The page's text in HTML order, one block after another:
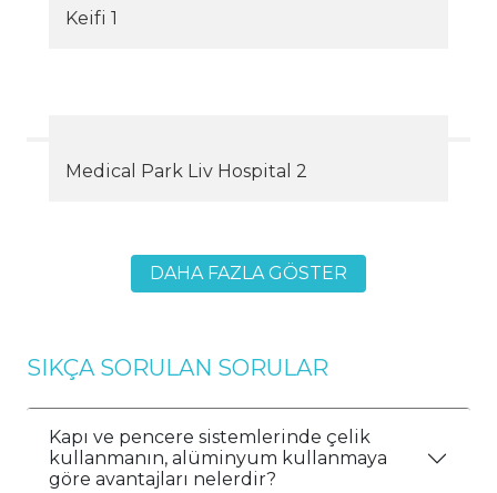
Keifi 1
Medical Park Liv Hospital 2
DAHA FAZLA GÖSTER
SIKÇA SORULAN SORULAR
Kapı ve pencere sistemlerinde çelik
kullanmanın, alüminyum kullanmaya
göre avantajları nelerdir?